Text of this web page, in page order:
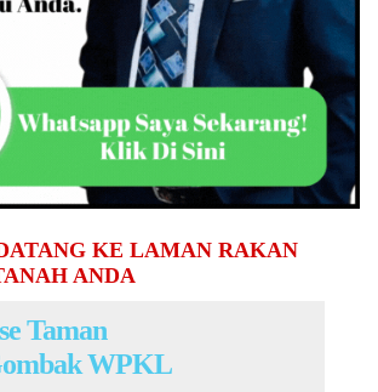
KE LAMAN RAKAN
ANDA
Taman
WPKL